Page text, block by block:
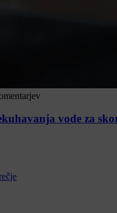
vode za